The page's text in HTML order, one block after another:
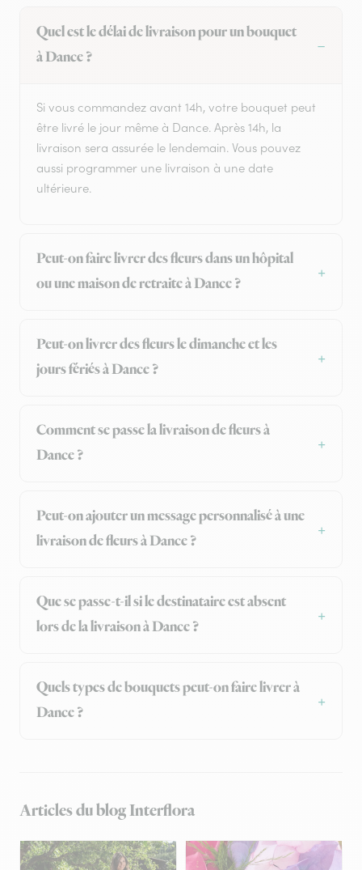
Quel est le délai de livraison pour un bouquet
à Dance ?
Si vous commandez avant 14h, votre bouquet peut
être livré le jour même à Dance. Après 14h, la
livraison sera assurée le lendemain. Vous pouvez
aussi programmer une livraison à une date
ultérieure.
Peut-on faire livrer des fleurs dans un hôpital
ou une maison de retraite à Dance ?
Peut-on livrer des fleurs le dimanche et les
jours fériés à Dance ?
Comment se passe la livraison de fleurs à
Dance ?
Peut-on ajouter un message personnalisé à une
livraison de fleurs à Dance ?
Que se passe-t-il si le destinataire est absent
lors de la livraison à Dance ?
Quels types de bouquets peut-on faire livrer à
Dance ?
Articles du blog Interflora